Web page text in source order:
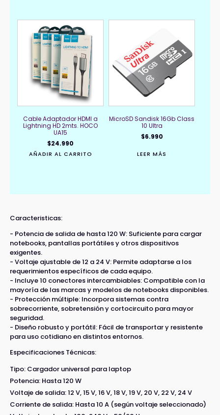
Cable Adaptador HDMI a
Lightning HD 2mts. HOCO
UA15
$24.990
AÑADIR AL CARRITO
MicroSD Sandisk 16Gb Class
10 Ultra
$6.990
LEER MÁS
Caracteristicas:
- Potencia de salida de hasta 120 W: Suficiente para cargar
notebooks, pantallas portátiles y otros dispositivos
exigentes.
- Voltaje ajustable de 12 a 24 V: Permite adaptarse a los
requerimientos específicos de cada equipo.
- Incluye 10 conectores intercambiables: Compatible con la
mayoría de las marcas y modelos de notebooks disponibles.
- Protección múltiple: Incorpora sistemas contra
sobrecorriente, sobretensión y cortocircuito para mayor
seguridad.
- Diseño robusto y portátil: Fácil de transportar y resistente
para uso cotidiano en distintos entornos.
Especificaciones Técnicas:
Tipo: Cargador universal para laptop
Potencia: Hasta 120 W
Voltaje de salida: 12 V, 15 V, 16 V, 18 V, 19 V, 20 V, 22 V, 24 V
Corriente de salida: Hasta 10 A (según voltaje seleccionado)